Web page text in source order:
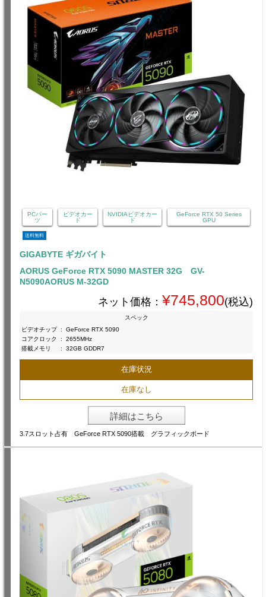
PCパー
ツ
ビデオカー
ド
NVIDIAビデオカー
ド
GeForce RTX 50 Series
GPU
送料無料
GIGABYTE ギガバイト
AORUS GeForce RTX 5090 MASTER 32G GV-
N5090AORUS M-32GD
ネット価格： ¥745,800(税込)
スペック
ビデオチップ :
GeForce RTX 5090
コアクロック
:
2655MHz
搭載メモリ
: 32GB GDDR7
在庫状況
在庫なし
詳細はこちら
3.7スロット占有 GeForce RTX 5090搭載 グラフィックボード